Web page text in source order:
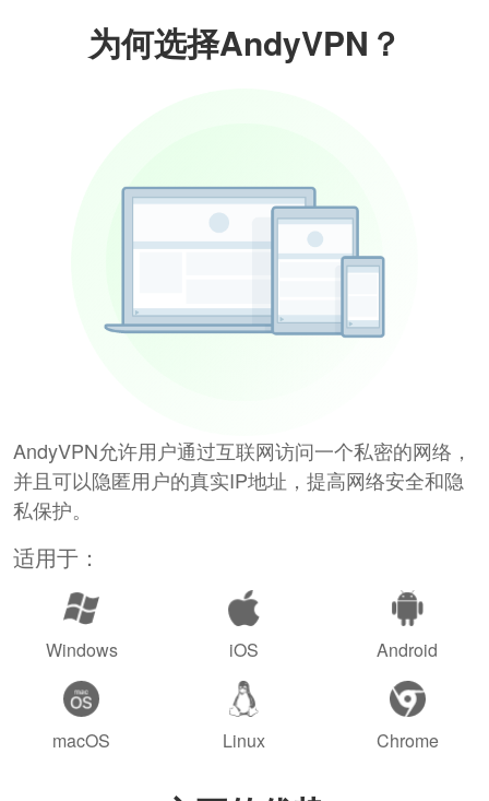
为何选择AndyVPN？
AndyVPN允许用户通过互联网访问一个私密的网络，
并且可以隐匿用户的真实IP地址，提高网络安全和隐
私保护。
适用于：
Windows iOS Android
macOS Linux Chrome